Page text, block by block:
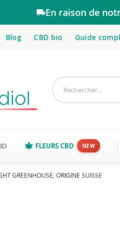
En raison de
Blog CBD bio Guide
FLEURS CBD
GREENHOUSE, ORIGINE SUISSE